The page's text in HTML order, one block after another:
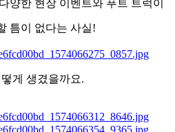
다양한 현장 이벤트와 푸트 트럭이
틈이 없다는 사실!
게 생겼을까요.